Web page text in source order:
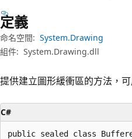
定義
命名空間: System.Drawing
組件: System.Drawing.dll
提供建立圖形緩衝區的方法，
C#
public sealed class